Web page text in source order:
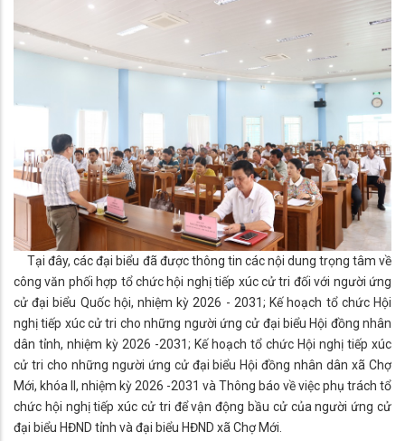
Tại đây, các đại biểu đã được thông tin các nội dung trọng tâm về
công văn phối hợp tổ chức hội nghị tiếp xúc cử tri đối với người ứng
cử đại biểu Quốc hội, nhiệm kỳ 2026 - 2031; Kế hoạch tổ chức Hội
nghị tiếp xúc cử tri cho những người ứng cử đại biểu Hội đồng nhân
dân tỉnh, nhiệm kỳ 2026 -2031; Kế hoạch tổ chức Hội nghị tiếp xúc
cử tri cho những người ứng cử đại biểu Hội đồng nhân dân xã Chợ
Mới, khóa II, nhiệm kỳ 2026 -2031 và Thông báo về việc phụ trách tổ
chức hội nghị tiếp xúc cử tri để vận động bầu cử của người ứng cử
đại biểu HĐND tỉnh và đại biểu HĐND xã Chợ Mới.